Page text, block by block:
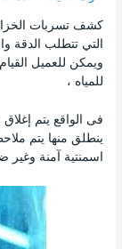
كشف تسربات
التي تتطلب الدقة
ويمكن للعميل
للمياه ،
فى الواقع يتم
ينطلق منها يتم
اسمنتية آمنة وغير